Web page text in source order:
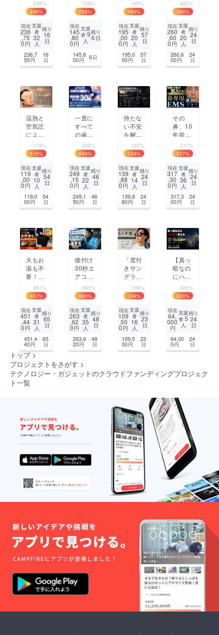
く！太
陽光で
動く
ソー
ラー
キャッ
プ。U
応！
236%
236%
現在
236
,75
0円
支援
者
32
人
残り
16
日
236,7
50円
16
日
まで】
掃除の
常識を
覆す！
コード
ニ掃除
機｜V
729%
729%
現在
145
,80
0円
支援
者9
人
残り
6日
145,8
00円 6日
の原因
目の下
のたる
み。毎
日10分
だけの
簡単ケ
195%
195%
現在
195
,00
0円
支援
者
20
人
残り
57
日
195,0
00円
57
日
に！M
agSaf
e対応
の超軽
量2WA
トロー
ラー
260%
260%
現在
260
,60
0円
支援
者
20
人
残り
24
日
260,6
00円
24
日
温熱と
空気圧
による
人の手
のよう
な加圧
で眼精
疲労に
プロの
NEUR
OEYE
119%
119%
現在
119
,00
0円
支援
者
10
人
残り
54
日
119,0
00円
54
日
一度に
すべて
の歯を
磨く
「30秒
完了の
完全自
動歯ブ
ラシ」
く効果
的に歯
249%
249%
現在
249
,15
0円
支援
者
22
人
残り
46
日
249,1
50円
46
日
持たな
い不安
を解
決。Ta
scaAir
E3 ポ
ケット
サイズ
電動ポ
139%
139%
現在
139
,88
0円
支援
者
14
人
残り
24
日
139,8
80円
24
日
その
鼻、10
年前と
同じで
すか？
毎日見
ている
自分だ
から気
い鼻印
象の変
317%
317%
現在
317
,30
0円
支援
者
36
人
残り
24
日
317,3
00円
24
日
火もお
湯も不
要！大
型弁当
や丼も
80度で
温め持
ち運べ
る「ど
電子レ
ンジBI
G」
451%
451%
現在
451
,44
0円
支援
者
31
人
残り
65
日
451,4
40円
65
日
後付け
30秒エ
アコン
の冷気
を背中
へ届け
る！夏
の車内
を変え
シート
クール
263%
263%
現在
263
,62
0円
支援
者
35
人
残り
48
日
263,6
20円
48
日
「度付
きサン
グラス
はもう
不要」
メガネ
の上か
ら掛け
られ
オー
バーサ
109%
109%
現在
109
,50
0円
支援
者
16
人
残り
23
日
109,5
00円
23
日
【真っ
暗なの
にハッ
キリ見
える】
高性能
ナイト
ビジョ
ン双眼
M VISI
ON
320%
320%
現在
64,
000
円
支援
者 5
人
残り
24
日
64,00
0円
24
日
トップ >
プロジェクトをさがす >
テクノロジー・ガジェットのクラウドファンディングプロジェク
ト一覧
5 ... 次のページ